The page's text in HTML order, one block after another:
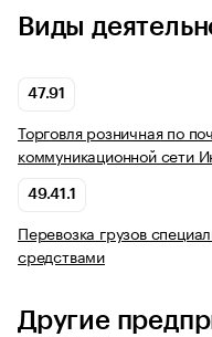
Виды
47.91
Торговля розничная по
коммуникационной сети
49.41.1
Перевозка грузов
средствами
Другие